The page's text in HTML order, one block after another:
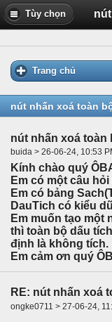
Tùy chọn
Trang chủ
nút nhấn xoá toàn
nút nhấn xoá toàn
buida > 26-06-24, 10:53
Kính chào quý
Em có một câu
Em có bảng
DauTich có kiểu
Em muốn tạo một
thì toàn bộ dấu
định là không tích.
Em cảm ơn quý
RE: nút nhấn xoá
ongke0711 > 27-06-24,